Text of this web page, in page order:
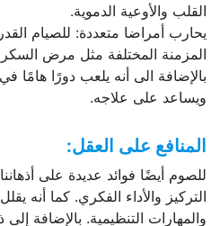
القلب والأوعية الدموية.
يحارب أمراضا متعددة: للصيام
المزمنة المختلفة مثل مرض السكري
بالإضافة الى أنه يلعب دورًا هامًا
ويساعد على علاجه.
المنافع على العقل:
للصوم أيضًا فوائد عديدة على
التركيز والأداء الفكري. كما أنه
والمهارات التنظيمية. بالإضافة